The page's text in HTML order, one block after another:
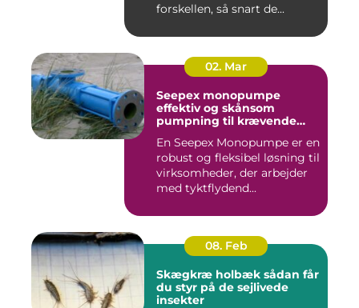
forskellen, så snart de...
02. Mar
Seepex monopumpe
effektiv og skånsom
pumpning til krævende
En Seepex Monopumpe er en
robust og fleksibel løsning til
virksomheder, der arbejder
med tyktflydend...
08. Feb
Skægkræ holbæk sådan får
du styr på de sejlivede
insekter